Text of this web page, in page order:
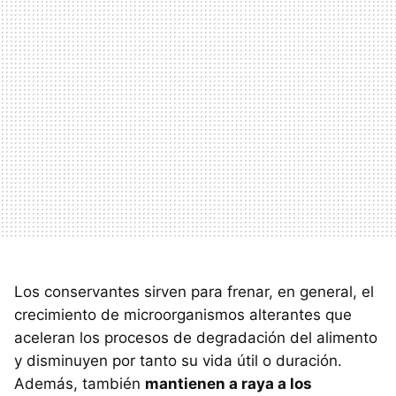
Los conservantes sirven para frenar, en general, el
crecimiento de microorganismos alterantes que
aceleran los procesos de degradación del alimento
y disminuyen por tanto su vida útil o duración.
Además, también mantienen a raya a los